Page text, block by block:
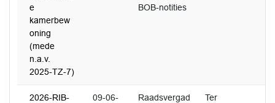
e
kamerbew
oning
(mede
n.a.v.
2025-TZ-7)
BOB-notities
2026-RIB-
09-06-
Raadsvergad
Ter